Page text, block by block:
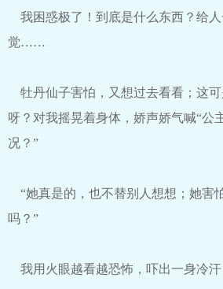
我困惑极了！到底是什么东西？给
觉……
牡丹仙子害怕，又想过去看看；这
呀？对我摇晃着身体，娇声娇气喊“公
况？”
“她真是的，也不替别人想想；她害
吗？”
我用火眼越看越恐怖，吓出一身冷汗